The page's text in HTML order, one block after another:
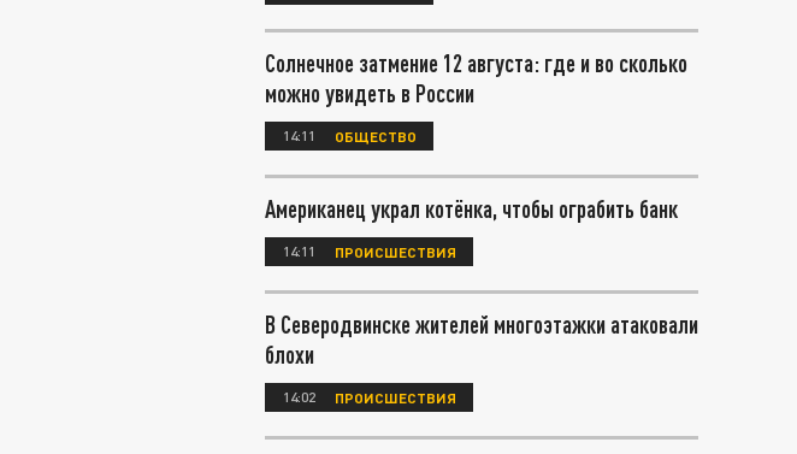
Солнечное затмение 12 августа: где и во сколько
можно увидеть в России
14:11 ОБЩЕСТВО
Американец украл котёнка, чтобы ограбить банк
14:11 ПРОИСШЕСТВИЯ
В Северодвинске жителей многоэтажки атаковали
блохи
14:02 ПРОИСШЕСТВИЯ